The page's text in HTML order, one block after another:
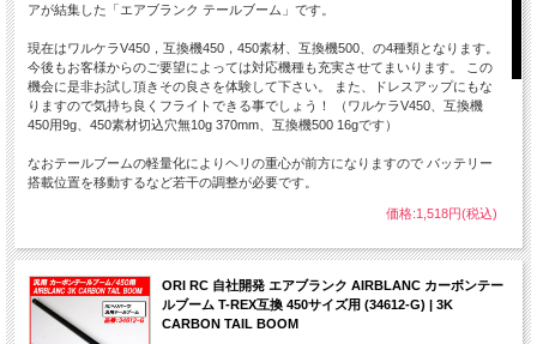
アが結集した「エアブランク テールブーム」です。
現在はワルケラV450，互換機450，450素材、互換機500、の4種類となります。
今後もお客様からのご要望によっては対応機種も充実させてまいります。 この
機会に是非お試し頂きその良さを体験して下さい。 また、ドレスアップにもな
りますので気持ち良くフライトできる事でしょう！ （ワルケラV450、互換機
450用9g、450素材切込穴無10g 370mm、互換機500 16gです）
なおテールブームの軽量化によりヘリの重心が前方になりますので バッテリー
搭載位置を移動するなど若干の調整が必要です。
価格:1,518円(税込)
ORI RC 自社開発 エアブランク AIRBLANC カーボンテー
ルブーム T-REX互換 450サイズ用 (34612-G) | 3K
CARBON TAIL BOOM